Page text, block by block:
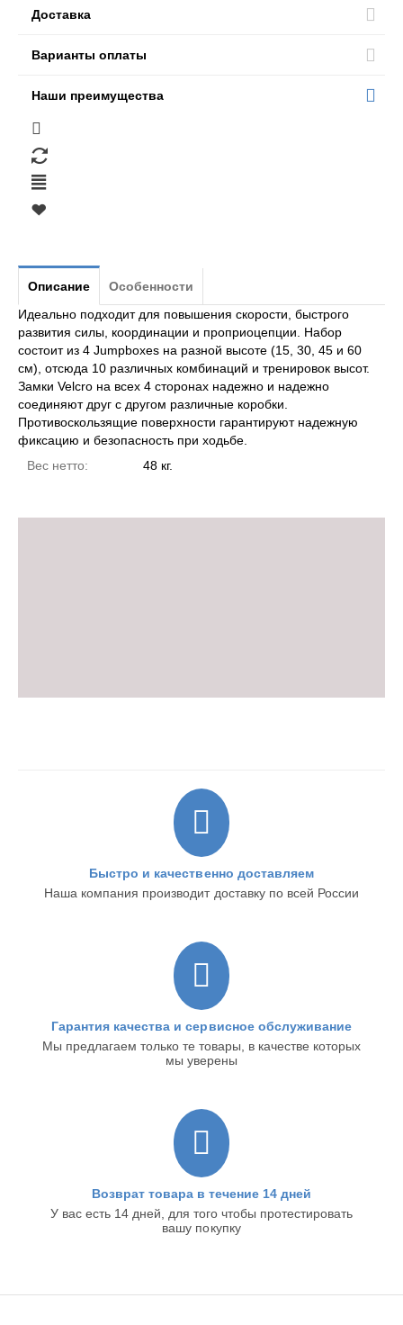
Доставка
Варианты оплаты
Наши преимущества
Описание
Особенности
Идеально подходит для повышения скорости, быстрого
развития силы, координации и проприоцепции. Набор
состоит из 4 Jumpboxes на разной высоте (15, 30, 45 и 60
см), отсюда 10 различных комбинаций и тренировок высот.
Замки Velcro на всех 4 сторонах надежно и надежно
соединяют друг с другом различные коробки.
Противоскользящие поверхности гарантируют надежную
фиксацию и безопасность при ходьбе.
Вес нетто:
48 кг.
Быстро и качественно доставляем
Наша компания производит доставку по всей России
Гарантия качества и сервисное обслуживание
Мы предлагаем только те товары, в качестве которых
мы уверены
Возврат товара в течение 14 дней
У вас есть 14 дней, для того чтобы протестировать
вашу покупку